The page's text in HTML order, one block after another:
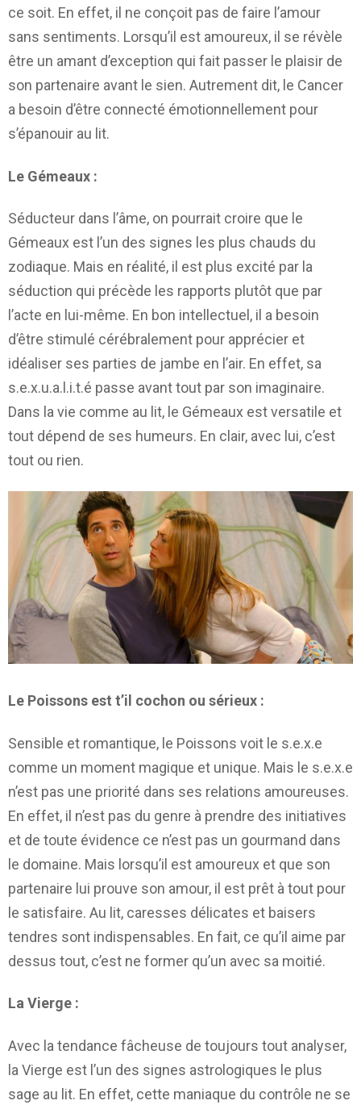
ce soit. En effet, il ne conçoit pas de faire l’amour
sans sentiments. Lorsqu’il est amoureux, il se révèle
être un amant d’exception qui fait passer le plaisir de
son partenaire avant le sien. Autrement dit, le Cancer
a besoin d’être connecté émotionnellement pour
s’épanouir au lit.
Le Gémeaux :
Séducteur dans l’âme, on pourrait croire que le
Gémeaux est l’un des signes les plus chauds du
zodiaque. Mais en réalité, il est plus excité par la
séduction qui précède les rapports plutôt que par
l’acte en lui-même. En bon intellectuel, il a besoin
d’être stimulé cérébralement pour apprécier et
idéaliser ses parties de jambe en l’air. En effet, sa
s.e.x.u.a.l.i.t.é passe avant tout par son imaginaire.
Dans la vie comme au lit, le Gémeaux est versatile et
tout dépend de ses humeurs. En clair, avec lui, c’est
tout ou rien.
Le Poissons est t’il cochon ou sérieux :
Sensible et romantique, le Poissons voit le s.e.x.e
comme un moment magique et unique. Mais le s.e.x.e
n’est pas une priorité dans ses relations amoureuses.
En effet, il n’est pas du genre à prendre des initiatives
et de toute évidence ce n’est pas un gourmand dans
le domaine. Mais lorsqu’il est amoureux et que son
partenaire lui prouve son amour, il est prêt à tout pour
le satisfaire. Au lit, caresses délicates et baisers
tendres sont indispensables. En fait, ce qu’il aime par
dessus tout, c’est ne former qu’un avec sa moitié.
La Vierge :
Avec la tendance fâcheuse de toujours tout analyser,
la Vierge est l’un des signes astrologiques le plus
sage au lit. En effet, cette maniaque du contrôle ne se